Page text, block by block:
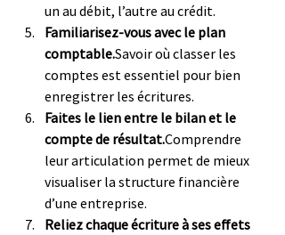
un au débit, l’autre au crédit.
Familiarisez-vous avec le plan
comptable.Savoir où classer les
comptes est essentiel pour bien
enregistrer les écritures.
Faites le lien entre le bilan et le
compte de résultat.Comprendre
leur articulation permet de mieux
visualiser la structure financière
d’une entreprise.
Reliez chaque écriture à ses effets